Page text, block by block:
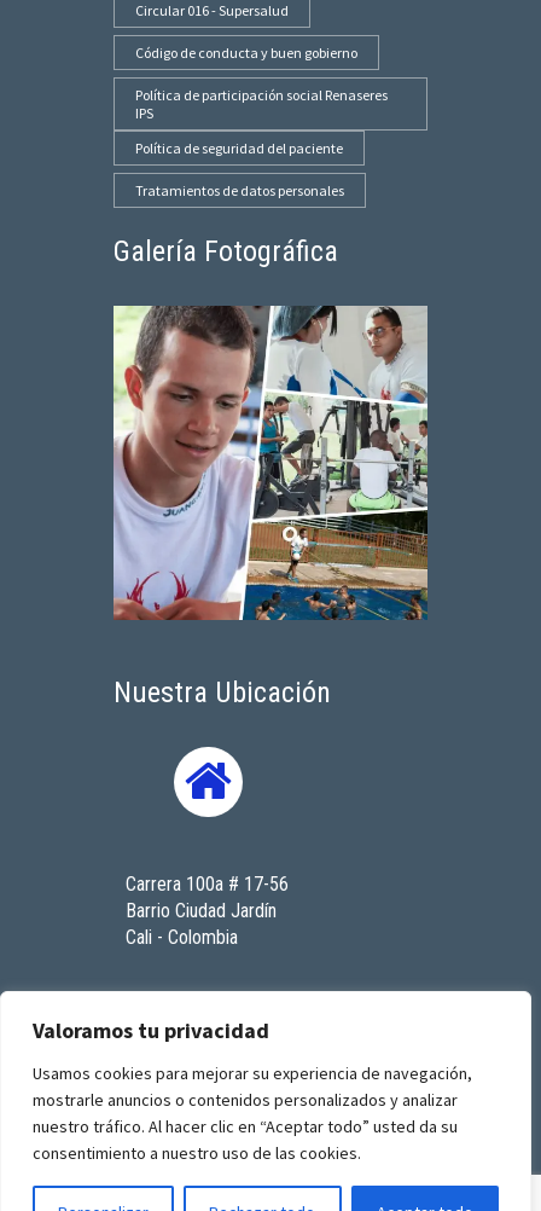
Valoramos tu privacidad
Usamos cookies para mejorar su experiencia de navegación,
mostrarle anuncios o contenidos personalizados y analizar
nuestro tráfico. Al hacer clic en “Aceptar todo” usted da su
consentimiento a nuestro uso de las cookies.
Circular 016 - Supersalud
Código de conducta y buen gobierno
Política de participación social Renaseres
IPS
Política de seguridad del paciente
Tratamientos de datos personales
Galería Fotográfica
Nuestra Ubicación
Carrera 100a # 17-56
Barrio Ciudad Jardín
Cali - Colombia
© 2023. Todos los derechos reservados. RenaSeres